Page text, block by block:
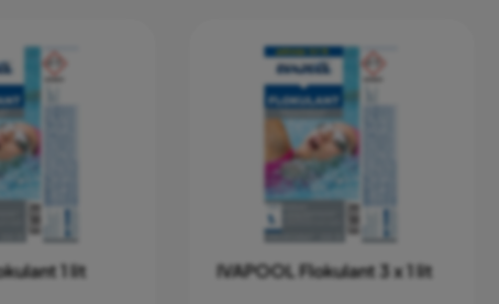
Nakon aplikacije poželjno je cirkulacionu crpku ostaviti
6-10 sati kako bi se flokule sakupile na filtru.
0,05 - 0,10 lit/10 m³
5 litara (4 kom)
mjere:
1 lit IVAPOOL Flokulant 3 x 1 lit